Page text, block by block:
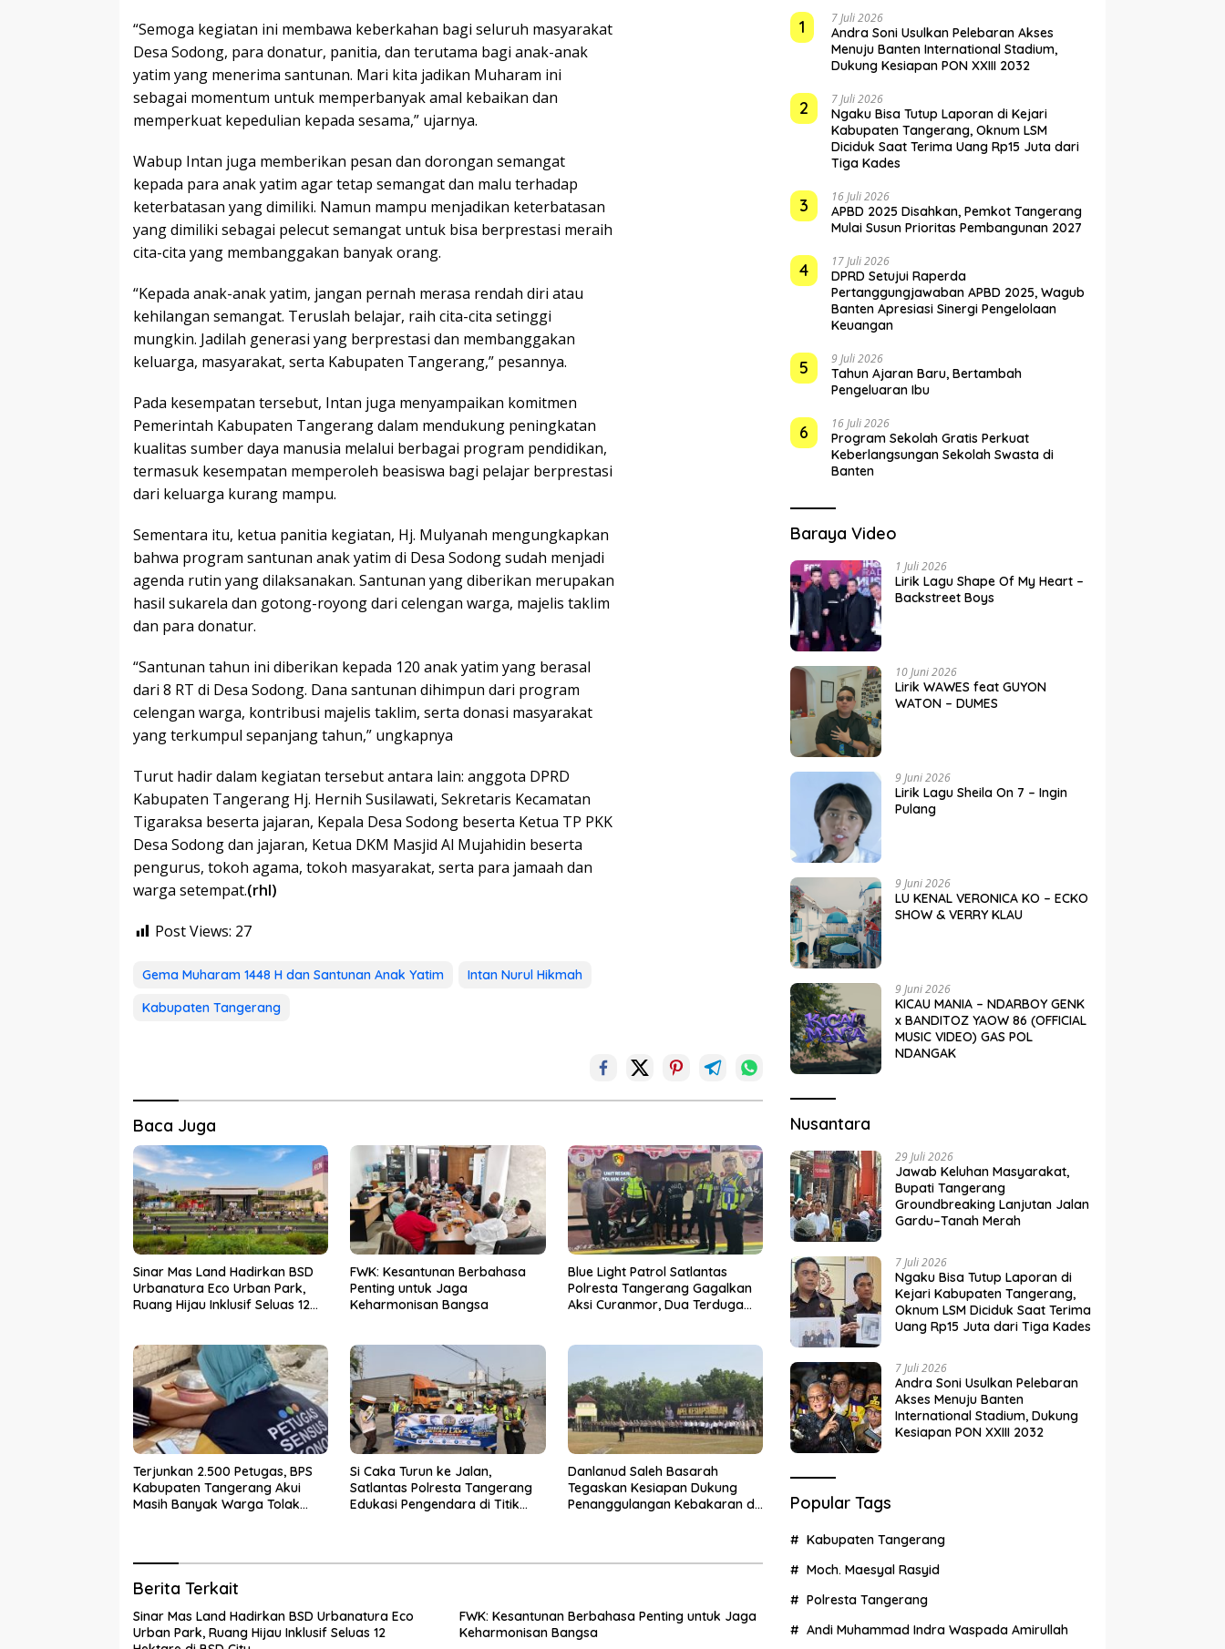
“Semoga kegiatan ini membawa keberkahan bagi seluruh masyarakat
Desa Sodong, para donatur, panitia, dan terutama bagi anak-anak
yatim yang menerima santunan. Mari kita jadikan Muharam ini
sebagai momentum untuk memperbanyak amal kebaikan dan
memperkuat kepedulian kepada sesama,” ujarnya.
Wabup Intan juga memberikan pesan dan dorongan semangat
kepada para anak yatim agar tetap semangat dan malu terhadap
keterbatasan yang dimiliki. Namun mampu menjadikan keterbatasan
yang dimiliki sebagai pelecut semangat untuk bisa berprestasi meraih
cita-cita yang membanggakan banyak orang.
“Kepada anak-anak yatim, jangan pernah merasa rendah diri atau
kehilangan semangat. Teruslah belajar, raih cita-cita setinggi
mungkin. Jadilah generasi yang berprestasi dan membanggakan
keluarga, masyarakat, serta Kabupaten Tangerang,” pesannya.
Pada kesempatan tersebut, Intan juga menyampaikan komitmen
Pemerintah Kabupaten Tangerang dalam mendukung peningkatan
kualitas sumber daya manusia melalui berbagai program pendidikan,
termasuk kesempatan memperoleh beasiswa bagi pelajar berprestasi
dari keluarga kurang mampu.
Sementara itu, ketua panitia kegiatan, Hj. Mulyanah mengungkapkan
bahwa program santunan anak yatim di Desa Sodong sudah menjadi
agenda rutin yang dilaksanakan. Santunan yang diberikan merupakan
hasil sukarela dan gotong-royong dari celengan warga, majelis taklim
dan para donatur.
“Santunan tahun ini diberikan kepada 120 anak yatim yang berasal
dari 8 RT di Desa Sodong. Dana santunan dihimpun dari program
celengan warga, kontribusi majelis taklim, serta donasi masyarakat
yang terkumpul sepanjang tahun,” ungkapnya
Turut hadir dalam kegiatan tersebut antara lain: anggota DPRD
Kabupaten Tangerang Hj. Hernih Susilawati, Sekretaris Kecamatan
Tigaraksa beserta jajaran, Kepala Desa Sodong beserta Ketua TP PKK
Desa Sodong dan jajaran, Ketua DKM Masjid Al Mujahidin beserta
pengurus, tokoh agama, tokoh masyarakat, serta para jamaah dan
warga setempat.(rhl)
Post Views: 27
Gema Muharam 1448 H dan Santunan Anak Yatim
Intan Nurul Hikmah
Kabupaten Tangerang
Baca Juga
Sinar Mas Land Hadirkan BSD
Urbanatura Eco Urban Park,
Ruang Hijau Inklusif Seluas 12
FWK: Kesantunan Berbahasa
Penting untuk Jaga
Keharmonisan Bangsa
Blue Light Patrol Satlantas
Polresta Tangerang Gagalkan
Aksi Curanmor, Dua Terduga
Terjunkan 2.500 Petugas, BPS
Kabupaten Tangerang Akui
Masih Banyak Warga Tolak
Si Caka Turun ke Jalan,
Satlantas Polresta Tangerang
Edukasi Pengendara di Titik
Danlanud Saleh Basarah
Tegaskan Kesiapan Dukung
Penanggulangan Kebakaran di
Berita Terkait
Sinar Mas Land Hadirkan BSD Urbanatura Eco
Urban Park, Ruang Hijau Inklusif Seluas 12
FWK: Kesantunan Berbahasa Penting untuk Jaga
Keharmonisan Bangsa
1
7 Juli 2026
Andra Soni Usulkan Pelebaran Akses
Menuju Banten International Stadium,
Dukung Kesiapan PON XXIII 2032
2 7 Juli 2026
Ngaku Bisa Tutup Laporan di Kejari
Kabupaten Tangerang, Oknum LSM
Diciduk Saat Terima Uang Rp15 Juta dari
Tiga Kades
3 16 Juli 2026
APBD 2025 Disahkan, Pemkot Tangerang
Mulai Susun Prioritas Pembangunan 2027
4 17 Juli 2026
DPRD Setujui Raperda
Pertanggungjawaban APBD 2025, Wagub
Banten Apresiasi Sinergi Pengelolaan
Keuangan
5 9 Juli 2026
Tahun Ajaran Baru, Bertambah
Pengeluaran Ibu
6 16 Juli 2026
Program Sekolah Gratis Perkuat
Keberlangsungan Sekolah Swasta di
Banten
Baraya Video
1 Juli 2026
Lirik Lagu Shape Of My Heart –
Backstreet Boys
10 Juni 2026
Lirik WAWES feat GUYON
WATON – DUMES
9 Juni 2026
Lirik Lagu Sheila On 7 – Ingin
Pulang
9 Juni 2026
LU KENAL VERONICA KO – ECKO
SHOW & VERRY KLAU
9 Juni 2026
KICAU MANIA – NDARBOY GENK
x BANDITOZ YAOW 86 (OFFICIAL
MUSIC VIDEO) GAS POL
NDANGAK
Nusantara
29 Juli 2026
Jawab Keluhan Masyarakat,
Bupati Tangerang
Groundbreaking Lanjutan Jalan
Gardu–Tanah Merah
7 Juli 2026
Ngaku Bisa Tutup Laporan di
Kejari Kabupaten Tangerang,
Oknum LSM Diciduk Saat Terima
Uang Rp15 Juta dari Tiga Kades
7 Juli 2026
Andra Soni Usulkan Pelebaran
Akses Menuju Banten
International Stadium, Dukung
Kesiapan PON XXIII 2032
Popular Tags
Kabupaten Tangerang
Moch. Maesyal Rasyid
Polresta Tangerang
Andi Muhammad Indra Waspada Amirullah